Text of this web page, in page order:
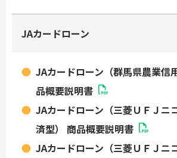
JAカードローン
JAカードローン（群馬県農業信
品概要説明書
JAカードローン（三菱ＵＦＪニ
済型） 商品概要説明書
JAカードローン（三菱ＵＦＪニ